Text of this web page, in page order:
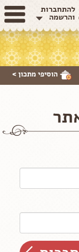
להתחברות
והרשמה
הוסיפי מתכון >